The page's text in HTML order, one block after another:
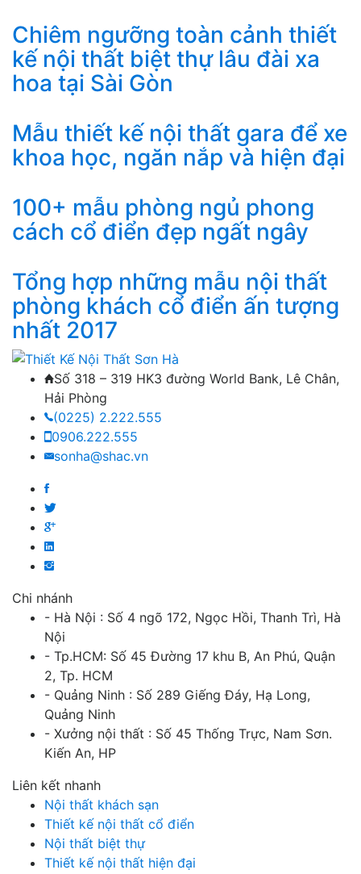
Chiêm ngưỡng toàn cảnh thiết
kế nội thất biệt thự lâu đài xa
hoa tại Sài Gòn
Mẫu thiết kế nội thất gara để xe
khoa học, ngăn nắp và hiện đại
100+ mẫu phòng ngủ phong
cách cổ điển đẹp ngất ngây
Tổng hợp những mẫu nội thất
phòng khách cổ điển ấn tượng
nhất 2017
Số 318 – 319 HK3 đường World Bank, Lê Chân,
Hải Phòng
(0225) 2.222.555
0906.222.555
sonha@shac.vn
Chi nhánh
- Hà Nội : Số 4 ngõ 172, Ngọc Hồi, Thanh Trì, Hà
Nội
- Tp.HCM: Số 45 Đường 17 khu B, An Phú, Quận
2, Tp. HCM
- Quảng Ninh : Số 289 Giếng Đáy, Hạ Long,
Quảng Ninh
- Xưởng nội thất : Số 45 Thống Trực, Nam Sơn.
Kiến An, HP
Liên kết nhanh
Nội thất khách sạn
Thiết kế nội thất cổ điển
Nội thất biệt thự
Thiết kế nội thất hiện đại